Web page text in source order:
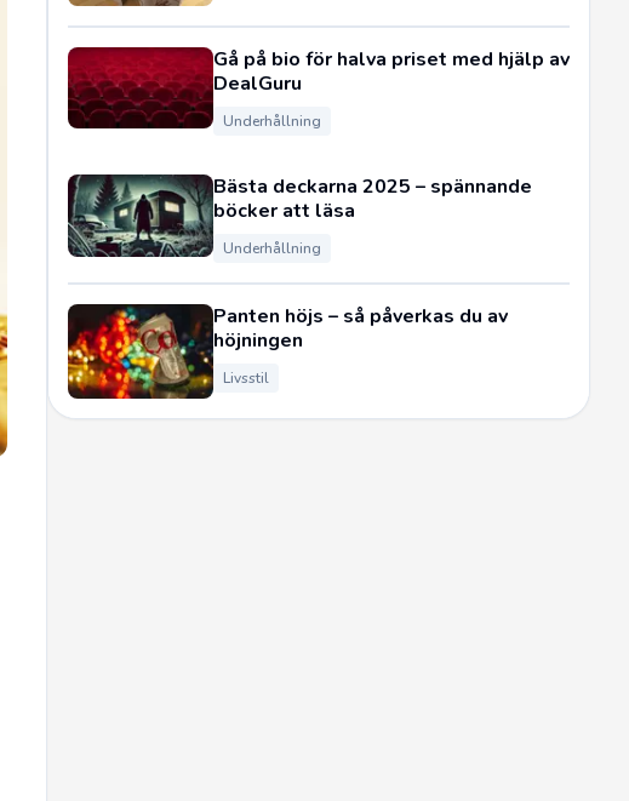
Gå på bio för halva priset med hjälp av
DealGuru
Underhållning
Bästa deckarna 2025 – spännande
böcker att läsa
Underhållning
Panten höjs – så påverkas du av
höjningen
Livsstil